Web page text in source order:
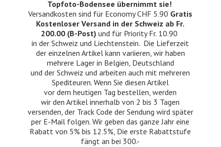
Topfoto-Bodensee übernimmt sie!
Versandkosten sind für Economy CHF 5.90 Gratis
Kostenloser Versand in der Schweiz ab Fr.
200.00 (B-Post) und für Priority Fr. 10.90
in der Schweiz und Liechtenstein. Die Lieferzeit
der einzelnen Artikel kann variieren, wir haben
mehrere Lager in Belgien, Deutschland
und der Schweiz und arbeiten auch mit mehreren
Spediteuren. Wenn Sie diesen Artikel
vor dem heutigen Tag bestellen, werden
wir den Artikel innerhalb von 2 bis 3 Tagen
versenden, der Track Code der Sendung wird später
per E-Mail folgen. Wir geben das ganze Jahr eine
Rabatt von 5% bis 12.5%, Die erste Rabattstufe
fängt an bei 300.-